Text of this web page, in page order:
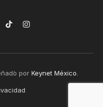
TikTokInstagram
por Keynet México.